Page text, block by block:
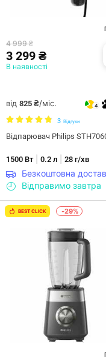
4 999 ₴
3 299 ₴
В наявності
від 825 ₴/міс. 4
3 Відгуки
Відпарювач Philips
1500 Вт| 0.2 л 28 г/хв
Безкоштовна
Відправимо завтра
BEST CLICK -29%